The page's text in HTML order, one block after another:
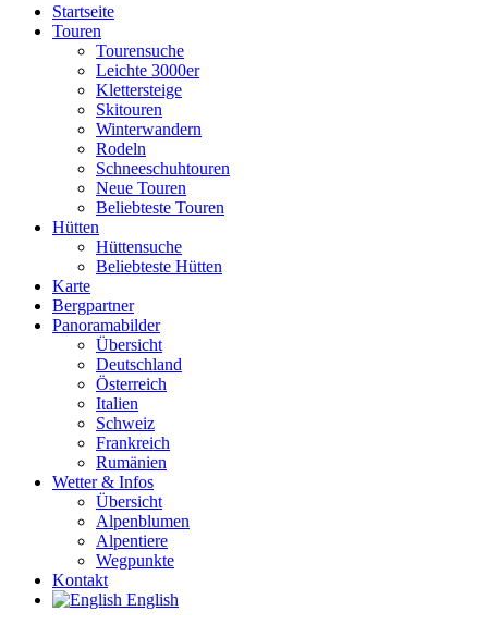
Startseite
Touren
Tourensuche
Leichte 3000er
Klettersteige
Skitouren
Winterwandern
Rodeln
Schneeschuhtouren
Neue Touren
Beliebteste Touren
Hütten
Hüttensuche
Beliebteste Hütten
Karte
Bergpartner
Panoramabilder
Übersicht
Deutschland
Österreich
Italien
Schweiz
Frankreich
Rumänien
Wetter & Infos
Übersicht
Alpenblumen
Alpentiere
Wegpunkte
Kontakt
English